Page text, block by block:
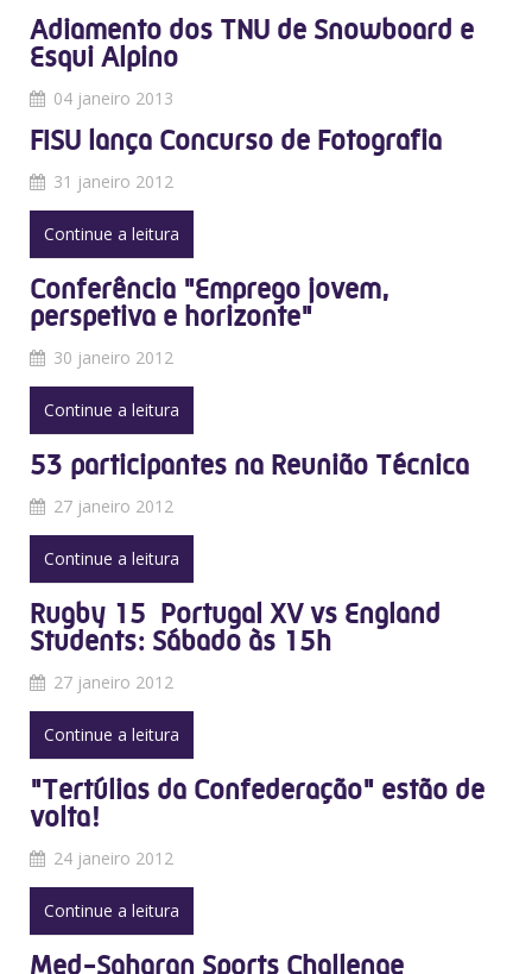
Adiamento dos TNU de Snowboard e
Esqui Alpino
04 janeiro 2013
FISU lança Concurso de Fotografia
31 janeiro 2012
Continue a leitura
Conferência "Emprego jovem,
perspetiva e horizonte"
30 janeiro 2012
Continue a leitura
53 participantes na Reunião Técnica
27 janeiro 2012
Continue a leitura
Rugby 15  Portugal XV vs England
Students: Sábado às 15h
27 janeiro 2012
Continue a leitura
"Tertúlias da Confederação" estão de
volta!
24 janeiro 2012
Continue a leitura
Med-Saharan Sports Challenge